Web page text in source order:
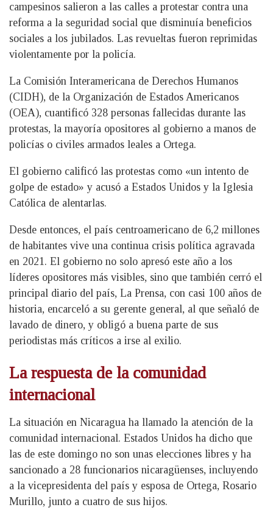
campesinos salieron a las calles a protestar contra una
reforma a la seguridad social que disminuía beneficios
sociales a los jubilados. Las revueltas fueron reprimidas
violentamente por la policía.
La Comisión Interamericana de Derechos Humanos
(CIDH), de la Organización de Estados Americanos
(OEA), cuantificó 328 personas fallecidas durante las
protestas, la mayoría opositores al gobierno a manos de
policías o civiles armados leales a Ortega.
El gobierno calificó las protestas como «un intento de
golpe de estado» y acusó a Estados Unidos y la Iglesia
Católica de alentarlas.
Desde entonces, el país centroamericano de 6,2 millones
de habitantes vive una continua crisis política agravada
en 2021. El gobierno no solo apresó este año a los
líderes opositores más visibles, sino que también cerró el
principal diario del país, La Prensa, con casi 100 años de
historia, encarceló a su gerente general, al que señaló de
lavado de dinero, y obligó a buena parte de sus
periodistas más críticos a irse al exilio.
La respuesta de la comunidad
internacional
La situación en Nicaragua ha llamado la atención de la
comunidad internacional. Estados Unidos ha dicho que
las de este domingo no son unas elecciones libres y ha
sancionado a 28 funcionarios nicaragüenses, incluyendo
a la vicepresidenta del país y esposa de Ortega, Rosario
Murillo, junto a cuatro de sus hijos.